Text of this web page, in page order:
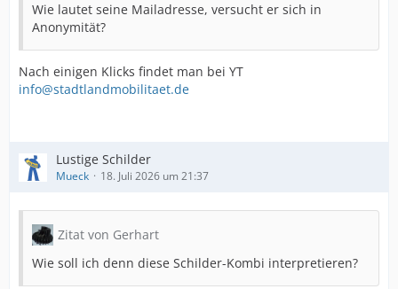
Wie lautet seine Mailadresse, versucht er sich in
Anonymität?
Nach einigen Klicks findet man bei YT
info@stadtlandmobilitaet.de
Lustige Schilder
Mueck 18. Juli 2026 um 21:37
Zitat von Gerhart
Wie soll ich denn diese Schilder-Kombi interpretieren?